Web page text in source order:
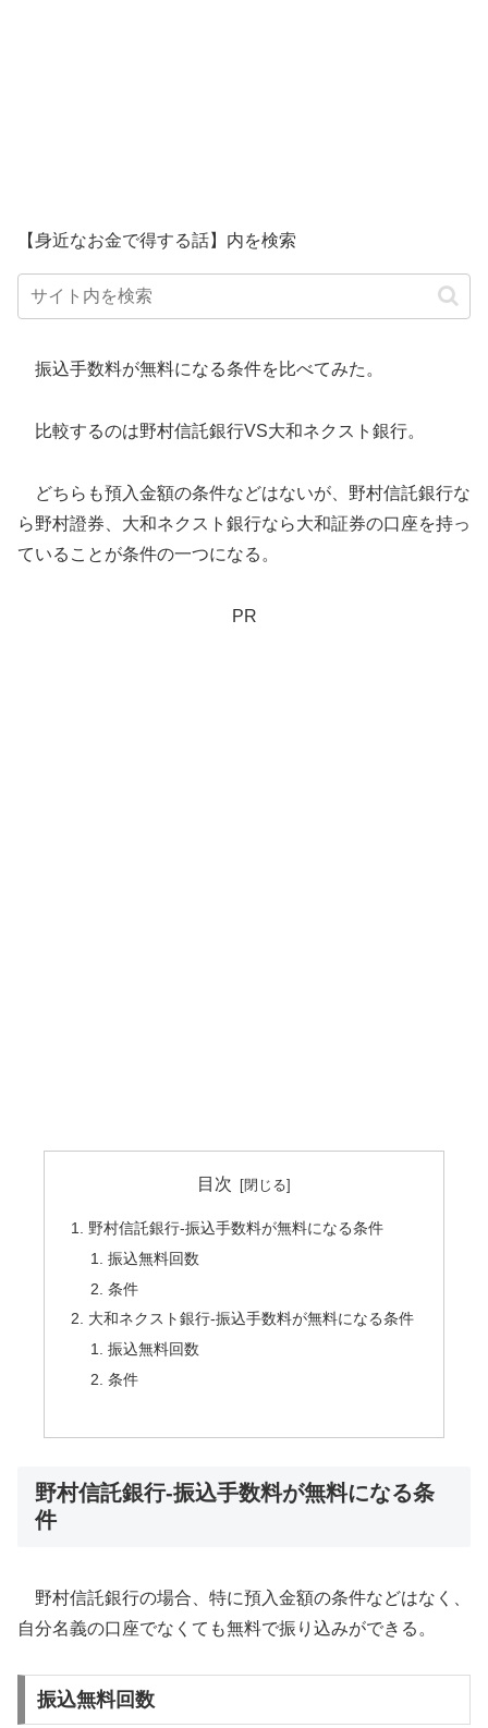
【身近なお金で得する話】内を検索
振込手数料が無料になる条件を比べてみた。
比較するのは野村信託銀行VS大和ネクスト銀行。
どちらも預入金額の条件などはないが、野村信託銀行な
ら野村證券、大和ネクスト銀行なら大和証券の口座を持っ
ていることが条件の一つになる。
PR
目次
野村信託銀行-振込手数料が無料になる条件
振込無料回数
条件
大和ネクスト銀行-振込手数料が無料になる条件
振込無料回数
条件
野村信託銀行-振込手数料が無料になる条
件
野村信託銀行の場合、特に預入金額の条件などはなく、
自分名義の口座でなくても無料で振り込みができる。
振込無料回数